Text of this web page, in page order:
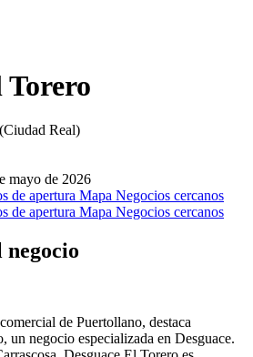
Torero
Real)
mayo de 2026
de apertura Mapa Negocios cercanos
de apertura Mapa Negocios cercanos
de Puertollano, destaca
un negocio especializada en Desguace.